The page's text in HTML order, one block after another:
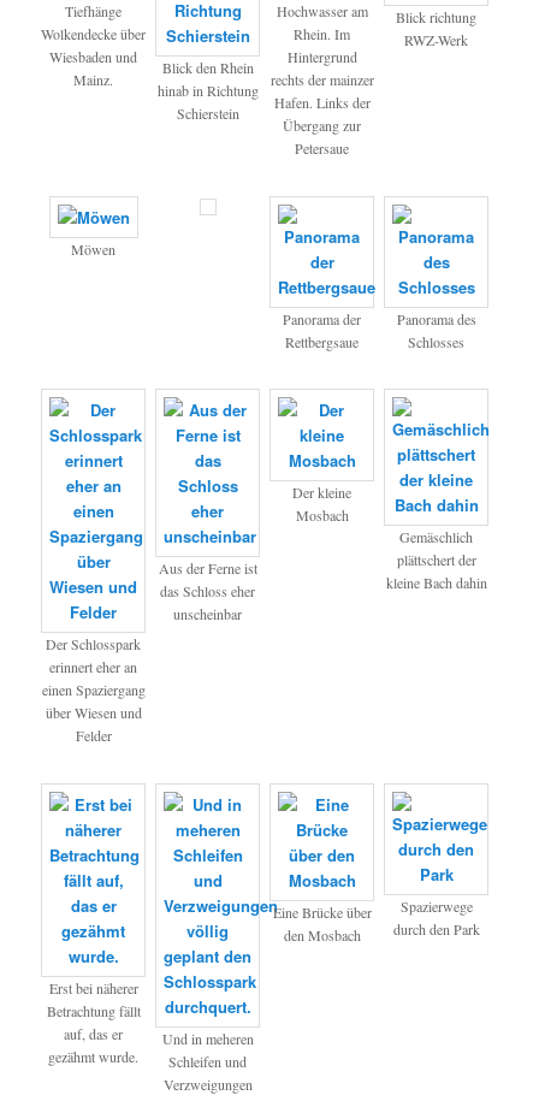
Tiefhänge
Wolkendecke über
Wiesbaden und
Mainz.
Blick den Rhein
hinab in Richtung
Schierstein
Hochwasser am
Rhein. Im
Hintergrund
rechts der mainzer
Hafen. Links der
Übergang zur
Petersaue
Blick richtung
RWZ-Werk
Möwen
Panorama der
Rettbergsaue
Panorama des
Schlosses
Der Schlosspark
erinnert eher an
einen Spaziergang
über Wiesen und
Felder
Aus der Ferne ist
das Schloss eher
unscheinbar
Der kleine
Mosbach
Gemäschlich
plättschert der
kleine Bach dahin
Erst bei näherer
Betrachtung fällt
auf, das er
gezähmt wurde.
Und in meheren
Schleifen und
Verzweigungen
Eine Brücke über
den Mosbach
Spazierwege
durch den Park